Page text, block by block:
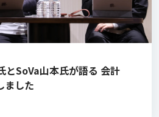
とSoVa山本氏が語る 会計
ました